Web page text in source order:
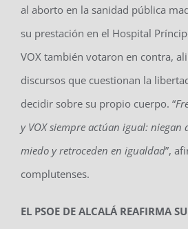
al aborto en la sanidad pública
su prestación en el Hospital
VOX también votaron en contra,
discursos que cuestionan la
decidir sobre su propio cuerpo. “
y VOX siempre actúan igual: niegan
miedo y retroceden en igualdad”,
complutenses.
EL PSOE DE ALCALÁ REAFIRMA